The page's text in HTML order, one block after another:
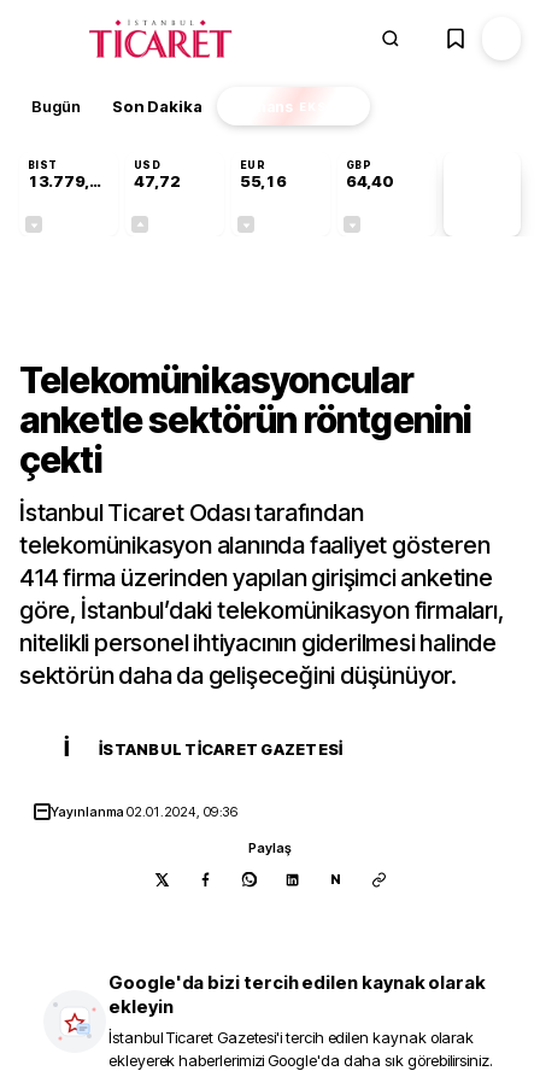
Bugün Son Dakika Finans EKSTRA
BIST
13.779,39
USD
47,72
EUR
55,16
GBP
64,40
Telekomünikasyoncular
anketle sektörün röntgenini
çekti
İstanbul Ticaret Odası tarafından
telekomünikasyon alanında faaliyet gösteren
414 firma üzerinden yapılan girişimci anketine
göre, İstanbul’daki telekomünikasyon firmaları,
nitelikli personel ihtiyacının giderilmesi halinde
sektörün daha da gelişeceğini düşünüyor.
İ İSTANBUL TICARET GAZETESI
Yayınlanma02.01.2024, 09:36
Paylaş
N
Google'da bizi tercih edilen kaynak olarak
ekleyin
İstanbul Ticaret Gazetesi'i tercih edilen kaynak olarak
ekleyerek haberlerimizi Google'da daha sık görebilirsiniz.